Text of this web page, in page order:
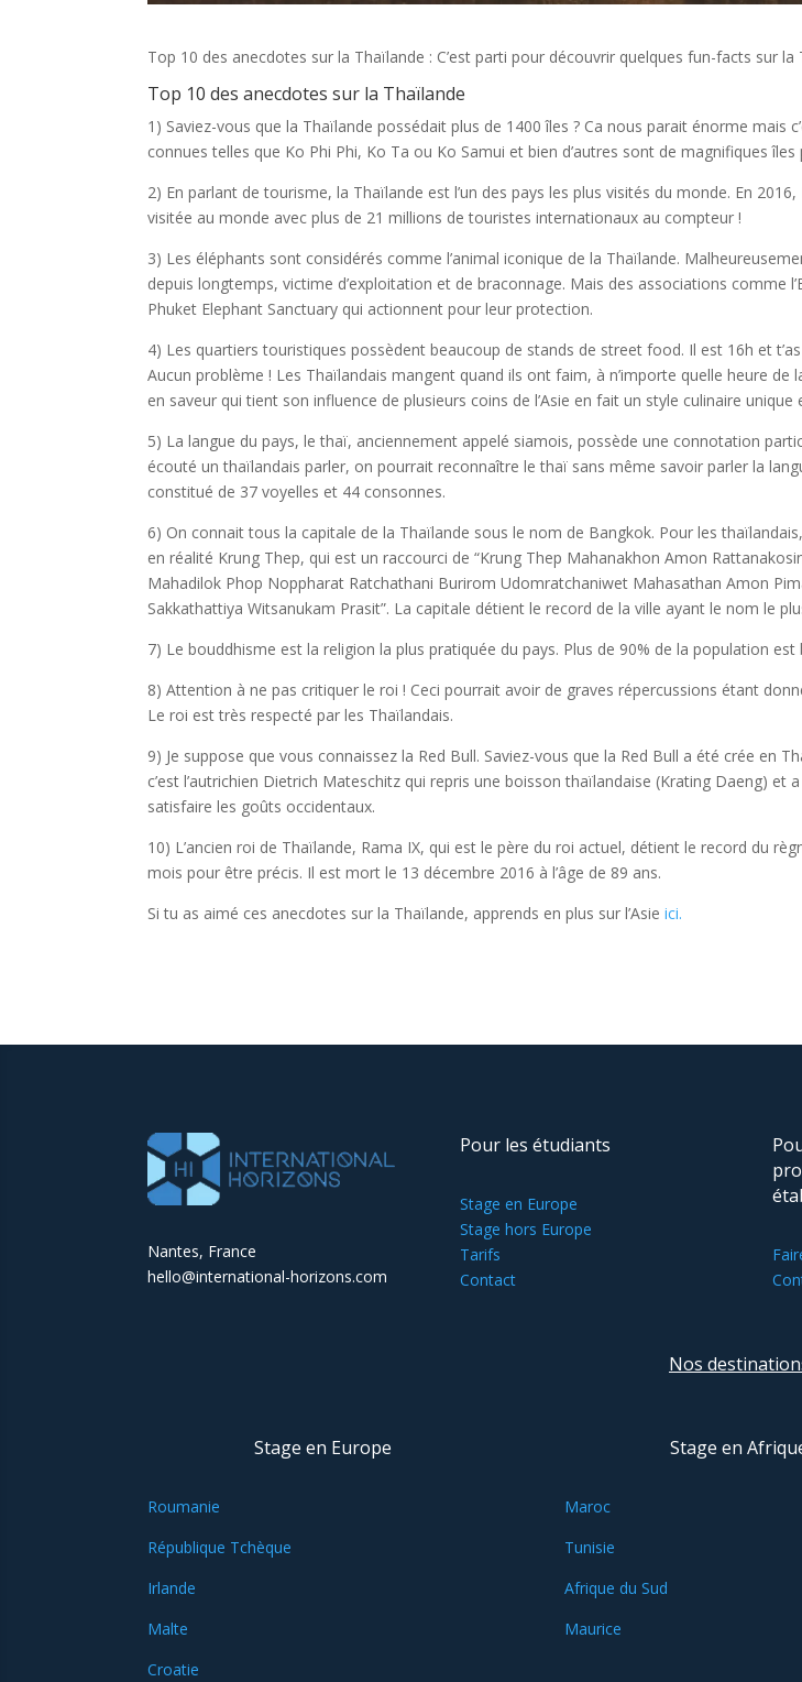
Top 10 des anecdotes sur la Thaïlande : C’est parti pour découvrir quelques fun-facts sur la
Top 10 des anecdotes sur la Thaïlande
1) Saviez-vous que la Thaïlande possédait plus de 1400 îles ? Ca nous parait énorme mais
connues telles que Ko Phi Phi, Ko Ta ou Ko Samui et bien d’autres sont de magnifiques
2) En parlant de tourisme, la Thaïlande est l’un des pays les plus visités du monde. En
visitée au monde avec plus de 21 millions de touristes internationaux au compteur !
3) Les éléphants sont considérés comme l’animal iconique de la Thaïlande.
depuis longtemps, victime d’exploitation et de braconnage. Mais des associations comme
Phuket Elephant Sanctuary qui actionnent pour leur protection.
4) Les quartiers touristiques possèdent beaucoup de stands de street food. Il est 16h et t’as
Aucun problème ! Les Thaïlandais mangent quand ils ont faim, à n’importe quelle heure de
en saveur qui tient son influence de plusieurs coins de l’Asie en fait un style culinaire unique
5) La langue du pays, le thaï, anciennement appelé siamois, possède une connotation
écouté un thaïlandais parler, on pourrait reconnaître le thaï sans même savoir parler la
constitué de 37 voyelles et 44 consonnes.
6) On connait tous la capitale de la Thaïlande sous le nom de Bangkok. Pour les
en réalité Krung Thep, qui est un raccourci de “Krung Thep Mahanakhon Amon
Mahadilok Phop Noppharat Ratchathani Burirom Udomratchaniwet Mahasathan Amon
Sakkathattiya Witsanukam Prasit”. La capitale détient le record de la ville ayant le nom le
7) Le bouddhisme est la religion la plus pratiquée du pays. Plus de 90% de la population est
8) Attention à ne pas critiquer le roi ! Ceci pourrait avoir de graves répercussions étant
Le roi est très respecté par les Thaïlandais.
9) Je suppose que vous connaissez la Red Bull. Saviez-vous que la Red Bull a été crée en
c’est l’autrichien Dietrich Mateschitz qui repris une boisson thaïlandaise (Krating Daeng) et
satisfaire les goûts occidentaux.
10) L’ancien roi de Thaïlande, Rama IX, qui est le père du roi actuel, détient le record du
mois pour être précis. Il est mort le 13 décembre 2016 à l’âge de 89 ans.
Si tu as aimé ces anecdotes sur la Thaïlande, apprends en plus sur l’Asie ici.
Nantes, France
hello@international-horizons.com
Pour les étudiants
Stage en Europe
Stage hors Europe
Tarifs
Contact
Nos
Stage en Europe
Roumanie
République Tchèque
Irlande
Malte
Croatie
Stage en
Maroc
Tunisie
Afrique du Sud
Maurice